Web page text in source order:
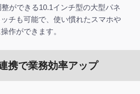
ができる10.1インチ型の大型パネ
チも可能で、使い慣れたスマホや
作ができます。
携で業務効率アップ